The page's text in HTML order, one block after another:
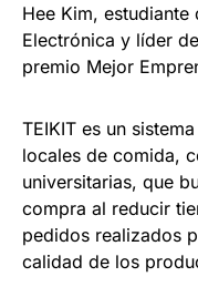
Hee Kim,
Electrónica y líder
premio Mejor
TEIKIT es un
locales de comida,
universitarias, que
compra al reducir
pedidos realizados
calidad de los